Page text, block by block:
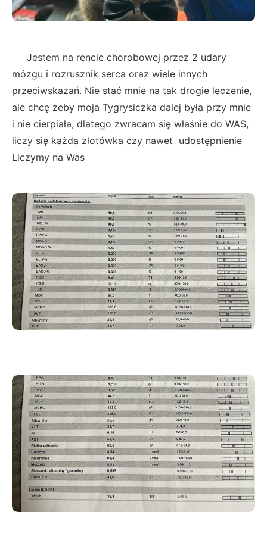
Jestem na rencie chorobowej przez 2 udary
mózgu i rozrusznik serca oraz wiele innych
przeciwskazań. Nie stać mnie na tak drogie leczenie,
ale chcę żeby moja Tygrysiczka dalej była przy mnie
i nie cierpiała, dlatego zwracam się właśnie do WAS,
liczy się każda złotówka czy nawet udostępnienie
Liczymy na Was